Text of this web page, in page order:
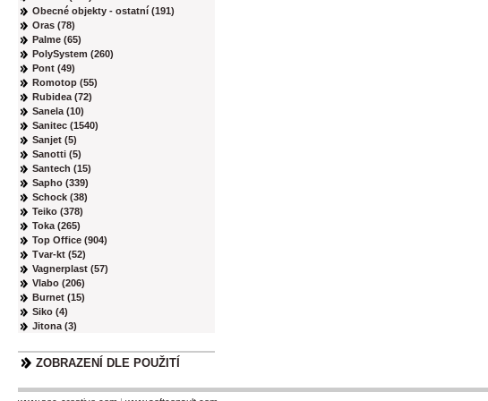
Obecné objekty - ostatní (191)
Oras (78)
Palme (65)
PolySystem (260)
Pont (49)
Romotop (55)
Rubidea (72)
Sanela (10)
Sanitec (1540)
Sanjet (5)
Sanotti (5)
Santech (15)
Sapho (339)
Schock (38)
Teiko (378)
Toka (265)
Top Office (904)
Tvar-kt (52)
Vagnerplast (57)
Vlabo (206)
Burnet (15)
Siko (4)
Jitona (3)
ZOBRAZENÍ DLE POUŽITÍ